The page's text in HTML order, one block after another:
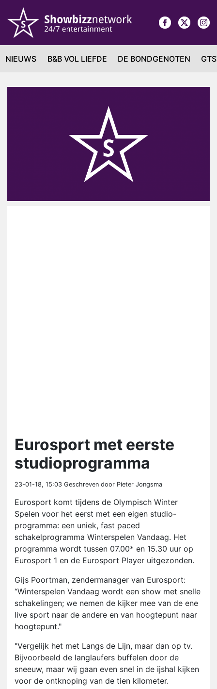
NIEUWS B&B VOL LIEFDE DE BONDGENOTEN
Eurosport met eerste
studioprogramma
23-01-18, 15:03 Geschreven door Pieter Jongsma
Eurosport komt tijdens de Olympisch Winter
Spelen voor het eerst met een eigen studio-
programma: een uniek, fast paced
schakelprogramma Winterspelen Vandaag. Het
programma wordt tussen 07.00* en 15.30 uur op
Eurosport 1 en de Eurosport Player uitgezonden.
Gijs Poortman, zendermanager van Eurosport:
“Winterspelen Vandaag wordt een show met snelle
schakelingen; we nemen de kijker mee van de ene
live sport naar de andere en van hoogtepunt naar
hoogtepunt."
"Vergelijk het met Langs de Lijn, maar dan op tv.
Bijvoorbeeld de langlaufers buffelen door de
sneeuw, maar wij gaan even snel in de ijshal kijken
voor de ontknoping van de tien kilometer.